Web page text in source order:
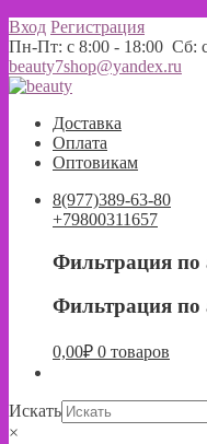
Вход Регистрация
Пн-Пт: с 8:00 - 18:00 Сб:
beauty7shop@yandex.ru
Перейти
навигации
Перейти
содержимому
Доставка
Оплата
Оптовикам
8(977)389-63-80
+79800311657
Фильтрация по
Фильтрация по
0,00₽ 0 товаров
Искать
×